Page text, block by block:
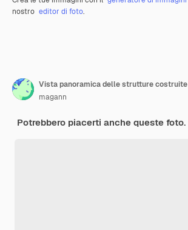
nostro editor di foto.
magann
Potrebbero piacerti anche queste foto.